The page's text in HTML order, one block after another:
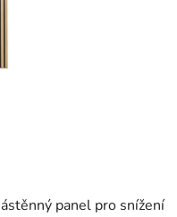
panel pro snížení